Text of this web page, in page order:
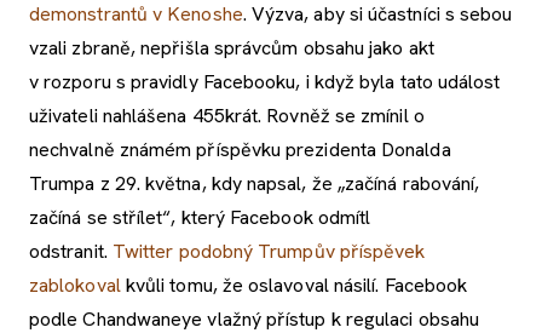
demonstrantů v Kenoshe. Výzva, aby si účastníci s sebou
vzali zbraně, nepřišla správcům obsahu jako akt
v rozporu s pravidly Facebooku, i když byla tato událost
uživateli nahlášena 455krát. Rovněž se zmínil o
nechvalně známém příspěvku prezidenta Donalda
Trumpa z 29. května, kdy napsal, že „začíná rabování,
začíná se střílet“, který Facebook odmítl
odstranit. Twitter podobný Trumpův příspěvek
zablokovalkvůli tomu, že oslavoval násilí. Facebook
podle Chandwaneye vlažný přístup k regulaci obsahu